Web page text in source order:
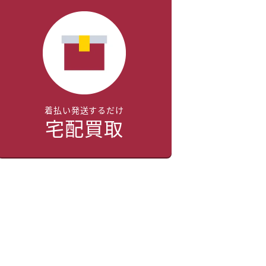
着払い発送するだけ
宅配買取